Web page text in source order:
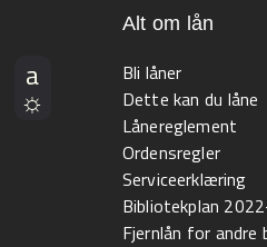
Alt om lån
Bli låner
Dette kan du låne
Lånereglement
Ordensregler
Serviceerklæring
Bibliotekplan
Fjernlån for andre